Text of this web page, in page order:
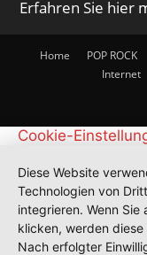
Erfahren Sie hier
Home POP ROCK
Internet
Cookie-
Diese Website
Technologien von
integrieren. Wenn Sie
klicken, werden
Nach erfolgter